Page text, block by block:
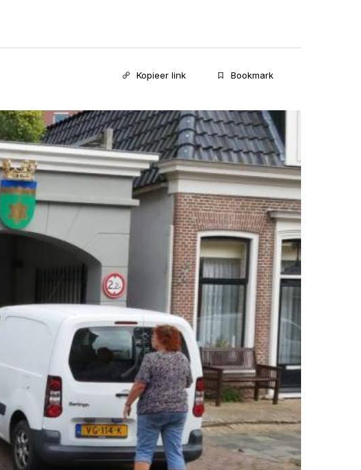
Kopieer link Bookmark